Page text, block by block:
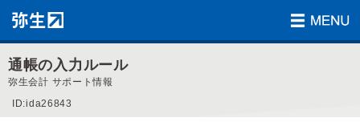
通帳の入力ルール
弥生会計 サポート情報
ID:ida26843